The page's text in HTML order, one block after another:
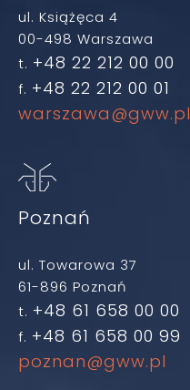
ul. Książęca 4
00-498 Warszawa
t. +48 22 212 00 00
f. +48 22 212 00 01
warszawa@gww.pl
Poznań
ul. Towarowa 37
61-896 Poznań
t. +48 61 658 00 00
f. +48 61 658 00 99
poznan@gww.pl